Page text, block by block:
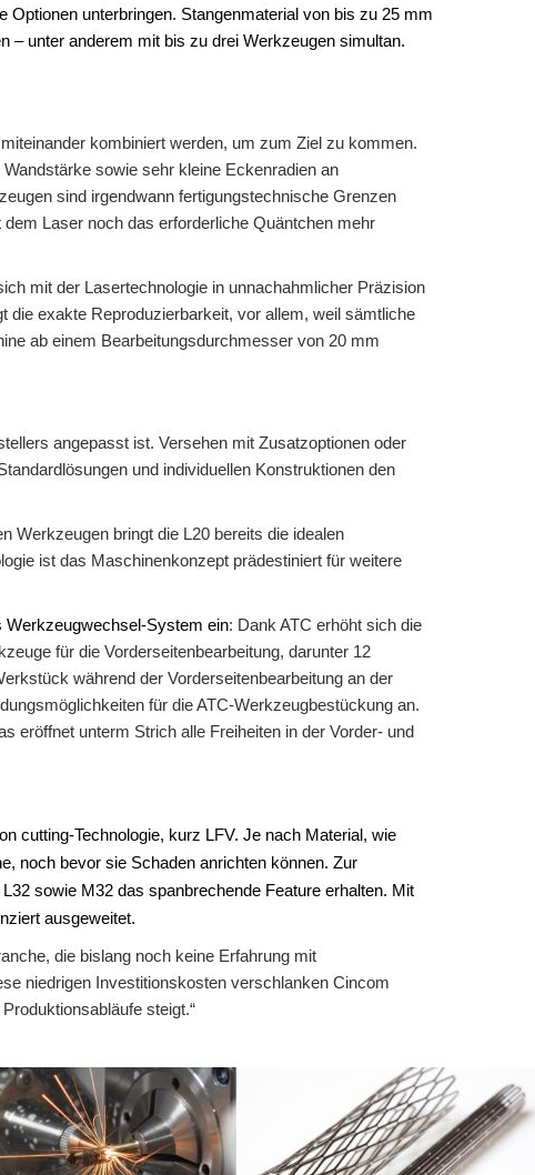
unterbringen. Stangenmaterial von bis zu 25 mm
– unter anderem mit bis zu drei Werkzeugen simultan.
kombiniert werden, um zum Ziel zu kommen.
sowie sehr kleine Eckenradien an
sind irgendwann fertigungstechnische Grenzen
Laser noch das erforderliche Quäntchen mehr
mit der Lasertechnologie in unnachahmlicher Präzision
die exakte Reproduzierbarkeit, vor allem, weil sämtliche
ab einem Bearbeitungsdurchmesser von 20 mm
angepasst ist. Versehen mit Zusatzoptionen oder
und individuellen Konstruktionen den
Werkzeugen bringt die L20 bereits die idealen
ist das Maschinenkonzept prädestiniert für weitere
Werkzeugwechsel-System ein: Dank ATC erhöht sich die
für die Vorderseitenbearbeitung, darunter 12
während der Vorderseitenbearbeitung an der
für die ATC-Werkzeugbestückung an.
eröffnet unterm Strich alle Freiheiten in der Vorder- und
cutting-Technologie, kurz LFV. Je nach Material, wie
noch bevor sie Schaden anrichten können. Zur
sowie M32 das spanbrechende Feature erhalten. Mit
ausgeweitet.
die bislang noch keine Erfahrung mit
niedrigen Investitionskosten verschlanken Cincom
steigt.“